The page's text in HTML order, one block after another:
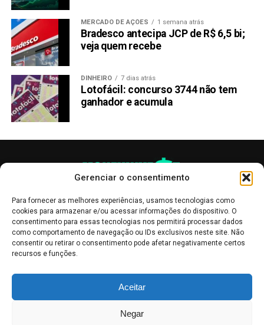
Gerenciar o consentimento
Para fornecer as melhores experiências, usamos tecnologias como
cookies para armazenar e/ou acessar informações do dispositivo. O
consentimento para essas tecnologias nos permitirá processar dados
como comportamento de navegação ou IDs exclusivos neste site. Não
consentir ou retirar o consentimento pode afetar negativamente certos
recursos e funções.
Aceitar
Negar
MERCADO DE AÇÕES 1 semana atrás
Bradesco antecipa JCP de R$ 6,5 bi;
veja quem recebe
DINHEIRO 7 dias atrás
Lotofácil: concurso 3744 não tem
ganhador e acumula
informativo, servindo como boletins de divulgação, e não devem ser
interpretadas como recomendações de investimento.Leia mais
Bolsa de Valores